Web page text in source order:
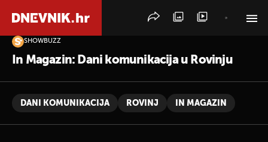
SHOWBUZZ
In Magazin: Dani komunikacija u Rovinju
DANI KOMUNIKACIJA ROVINJ IN MAGAZIN
PRETRAŽITE VIJESTI